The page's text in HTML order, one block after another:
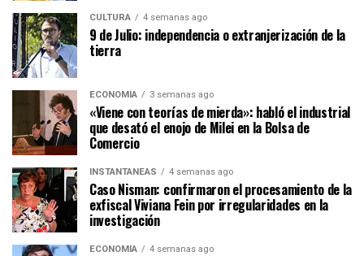
CULTURA 4 semanas ago
9 de Julio: independencia o extranjerización de la
tierra
ECONOMÍA 3 semanas ago
«Viene con teorías de mierda»: habló el industrial
que desató el enojo de Milei en la Bolsa de
Comercio
INSTANTÁNEAS 4 semanas ago
Caso Nisman: confirmaron el procesamiento de la
exfiscal Viviana Fein por irregularidades en la
investigación
ECONOMÍA 4 semanas ago